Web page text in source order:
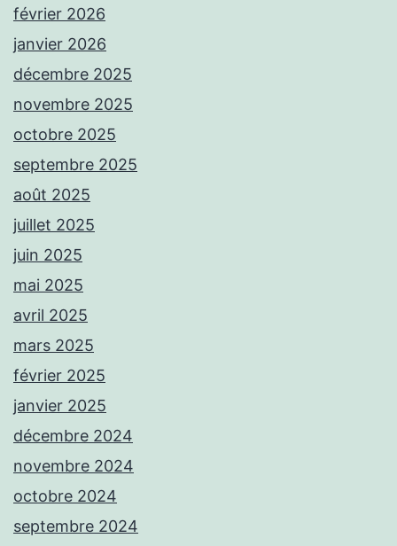
février 2026
janvier 2026
décembre 2025
novembre 2025
octobre 2025
septembre 2025
août 2025
juillet 2025
juin 2025
mai 2025
avril 2025
mars 2025
février 2025
janvier 2025
décembre 2024
novembre 2024
octobre 2024
septembre 2024